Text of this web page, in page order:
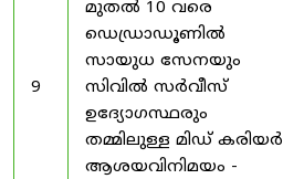
9
മുതൽ 10 വരെ
ഡെഡ്രാഡൂണിൽ
സായുധ സേനയും
സിവിൽ സർവീസ്
ഉദ്യോഗസ്ഥരും
തമ്മിലുള്ള മിഡ് കരിയർ
ആശയവിനിമയം -